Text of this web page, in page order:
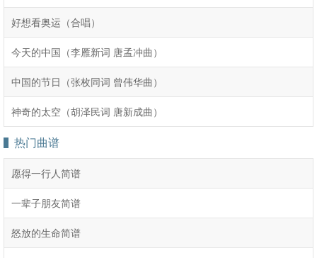
好想看奥运（合唱）
今天的中国（李雁新词 唐孟冲曲）
中国的节日（张枚同词 曾伟华曲）
神奇的太空（胡泽民词 唐新成曲）
热门曲谱
愿得一行人简谱
一辈子朋友简谱
怒放的生命简谱